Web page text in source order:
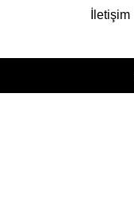
İletişim